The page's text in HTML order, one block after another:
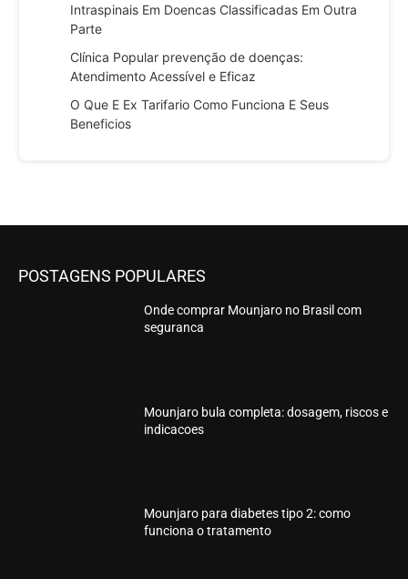
Intraspinais Em Doencas Classificadas Em Outra
Parte
Clínica Popular prevenção de doenças:
Atendimento Acessível e Eficaz
O Que E Ex Tarifario Como Funciona E Seus
Beneficios
POSTAGENS POPULARES
Onde comprar Mounjaro no Brasil com
seguranca
Mounjaro bula completa: dosagem, riscos e
indicacoes
Mounjaro para diabetes tipo 2: como
funciona o tratamento